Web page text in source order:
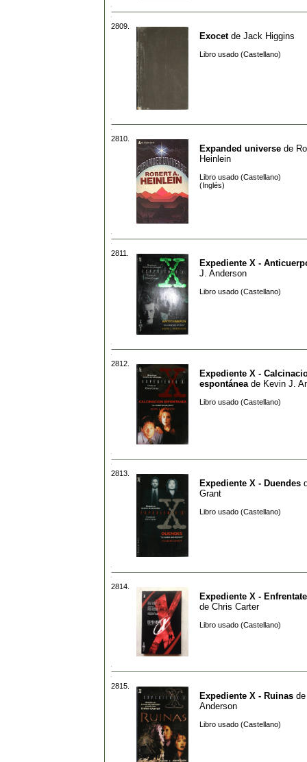
2809.
Exocetde Jack Higgins
Libro usado (Castellano)
2810.
Expanded universe de
Heinlein
Libro usado (Castellano)
(Inglés)
2811.
Expediente X -
J. Anderson
Libro usado (Castellano)
2812.
Expediente X -
espontánea de Kevin J.
Libro usado (Castellano)
2813.
Expediente X - Duendes
Grant
Libro usado (Castellano)
2814.
Expediente X -
de Chris Carter
Libro usado (Castellano)
2815.
Expediente X - Ruinas
Anderson
Libro usado (Castellano)